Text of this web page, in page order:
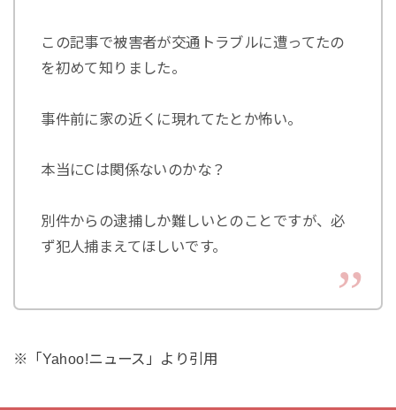
この記事で被害者が交通トラブルに遭ってたの
を初めて知りました。
事件前に家の近くに現れてたとか怖い。
本当にCは関係ないのかな？
別件からの逮捕しか難しいとのことですが、必
ず犯人捕まえてほしいです。
※「Yahoo!ニュース」より引用